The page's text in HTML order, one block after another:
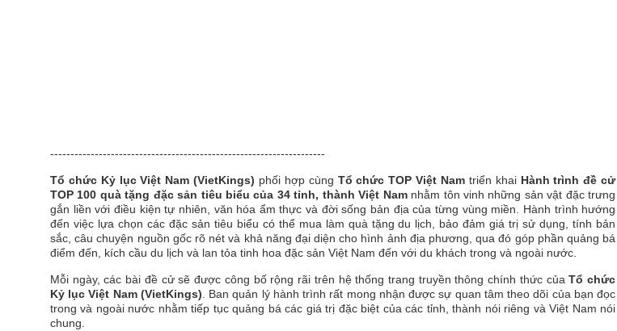
--------------------------------------------------------------------
Tổ chức Kỷ lục Việt Nam (VietKings) phối hợp cùng Tổ chức TOP Việt Nam triển khai Hành trình đề cử
TOP 100 quà tặng đặc sản tiêu biểu của 34 tỉnh, thành Việt Namnhằm tôn vinh những sản vật đặc trưng
gắn liền với điều kiện tự nhiên, văn hóa ẩm thực và đời sống bản địa của từng vùng miền. Hành trình hướng
đến việc lựa chọn các đặc sản tiêu biểu có thể mua làm quà tặng du lịch, bảo đảm giá trị sử dụng, tính bản
sắc, câu chuyện nguồn gốc rõ nét và khả năng đại diện cho hình ảnh địa phương, qua đó góp phần quảng bá
điểm đến, kích cầu du lịch và lan tỏa tinh hoa đặc sản Việt Nam đến với du khách trong và ngoài nước.
Mỗi ngày, các bài đề cử sẽ được công bố rộng rãi trên hệ thống trang truyền thông chính thức củaTổ chức
Kỷ lục Việt Nam (VietKings) . Ban quản lý hành trình rất mong nhận được sự quan tâm theo dõi của bạn đọc
trong và ngoài nước nhằm tiếp tục quảng bá các giá trị đặc biệt của các tỉnh, thành nói riêng và Việt Nam nói
chung.